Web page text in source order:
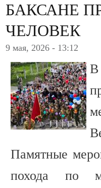
БАКСАНЕ
ЧЕЛОВЕК
9 мая, 2026 - 13:12
В
Памятные
похода по